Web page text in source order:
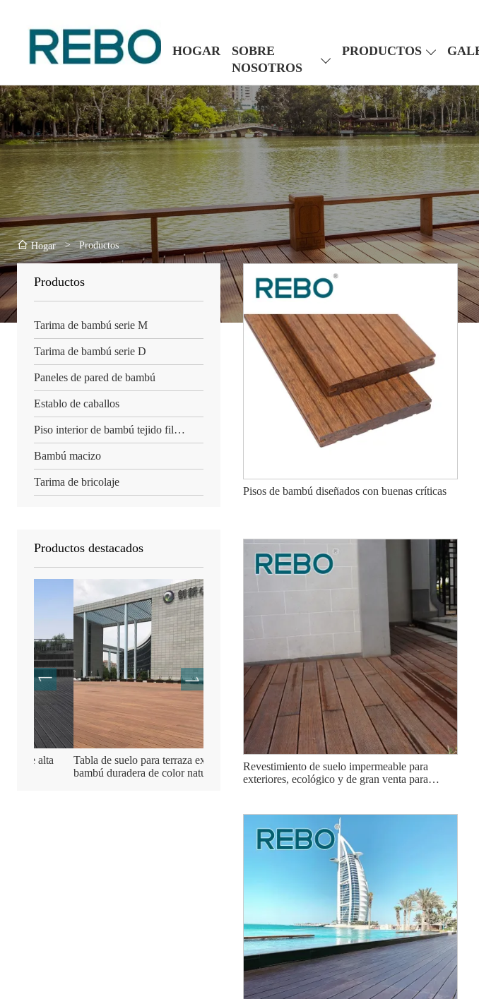
HOGAR
SOBRE
NOSOTROS
PRODUCTOS
Hogar > Productos
Productos
Tarima de bambú serie M
Tarima de bambú serie D
Paneles de pared de bambú
Establo de caballos
Piso interior de bambú tejido filamento
Bambú macizo
Tarima de bricolaje
Productos destacados
Tabla de suelo para terraza exterior de
bambú duradera de color natural
Suelo de terraza de madera prensada
de bambú
Piso de patio y jardín
ecológico de alta
Pisos de bambú diseñados con buenas críticas
Revestimiento de suelo impermeable para
exteriores, ecológico y de gran venta para